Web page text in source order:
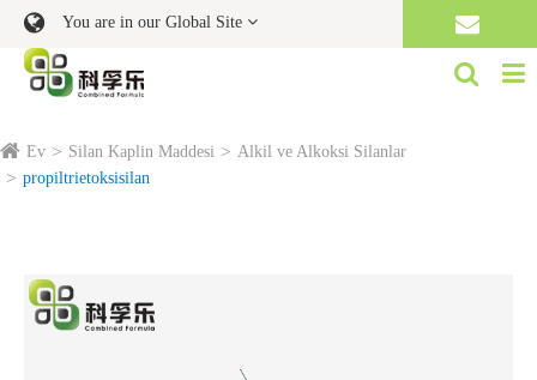
You are in our Global Site
Ev Silan Kaplin Maddesi
Alkil ve Alkoksi Silanlar
propiltrietoksisilan